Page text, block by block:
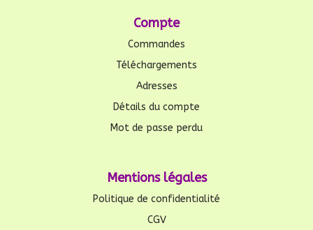
Compte
Commandes
Téléchargements
Adresses
Détails du compte
Mot de passe perdu
Mentions légales
Politique de confidentialité
CGV